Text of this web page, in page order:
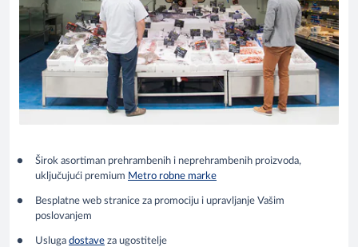
Širok asortiman prehrambenih i neprehrambenih proizvoda,
uključujući premium Metro robne marke
Besplatne web stranice za promociju i upravljanje Vašim
poslovanjem
Usluga dostave za ugostitelje